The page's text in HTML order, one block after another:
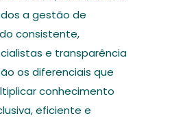
a gestão de
consistente,
e transparência
os diferenciais que
conhecimento
eficiente e